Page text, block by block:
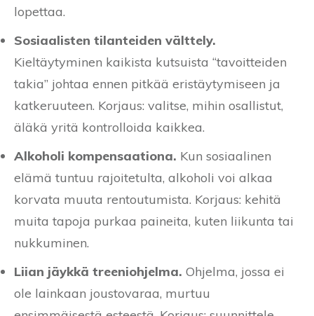
lopettaa.
Sosiaalisten tilanteiden välttely.
Kieltäytyminen kaikista kutsuista “tavoitteiden
takia” johtaa ennen pitkää eristäytymiseen ja
katkeruuteen. Korjaus: valitse, mihin osallistut,
äläkä yritä kontrolloida kaikkea.
Alkoholi kompensaationa. Kun sosiaalinen
elämä tuntuu rajoitetulta, alkoholi voi alkaa
korvata muuta rentoutumista. Korjaus: kehitä
muita tapoja purkaa paineita, kuten liikunta tai
nukkuminen.
Liian jäykkä treeniohjelma. Ohjelma, jossa ei
ole lainkaan joustovaraa, murtuu